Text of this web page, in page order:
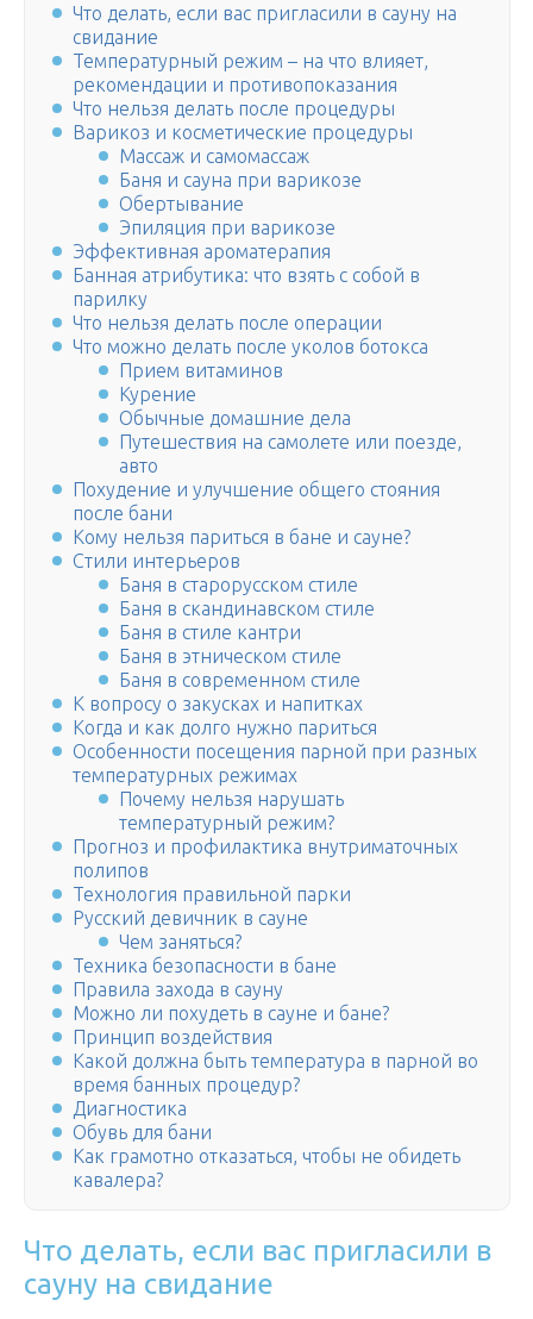
Что делать, если вас пригласили в сауну на
свидание
Температурный режим – на что влияет,
рекомендации и противопоказания
Что нельзя делать после процедуры
Варикоз и косметические процедуры
Массаж и самомассаж
Баня и сауна при варикозе
Обертывание
Эпиляция при варикозе
Эффективная ароматерапия
Банная атрибутика: что взять с собой в
парилку
Что нельзя делать после операции
Что можно делать после уколов ботокса
Прием витаминов
Курение
Обычные домашние дела
Путешествия на самолете или поезде,
авто
Похудение и улучшение общего стояния
после бани
Кому нельзя париться в бане и сауне?
Стили интерьеров
Баня в старорусском стиле
Баня в скандинавском стиле
Баня в стиле кантри
Баня в этническом стиле
Баня в современном стиле
К вопросу о закусках и напитках
Когда и как долго нужно париться
Особенности посещения парной при разных
температурных режимах
Почему нельзя нарушать
температурный режим?
Прогноз и профилактика внутриматочных
полипов
Технология правильной парки
Русский девичник в сауне
Чем заняться?
Техника безопасности в бане
Правила захода в сауну
Можно ли похудеть в сауне и бане?
Принцип воздействия
Какой должна быть температура в парной во
время банных процедур?
Диагностика
Обувь для бани
Как грамотно отказаться, чтобы не обидеть
кавалера?
Что делать, если вас пригласили в
сауну на свидание